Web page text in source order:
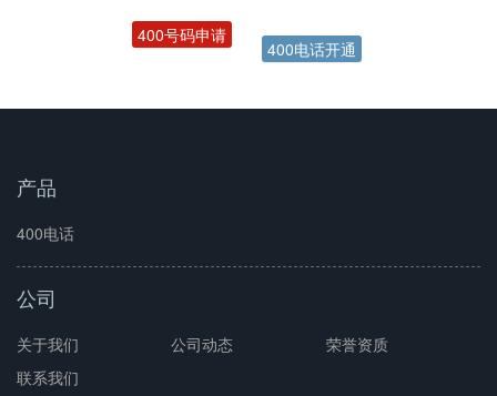
400电话开通
产品
400电话
公司
关于我们 公司动态
荣誉资质
联系我们